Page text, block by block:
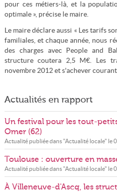
pour ces métiers-là, et la
optimale », précise le maire.
Le maire déclare aussi « Les tarifs
familiales, et chaque année, nous
des charges avec People and
structure coutera 2,5 M€. Les
novembre 2012 et s'achever
Actualités en rapport
Un festival pour les tout-
Omer (62)
Actualité publiée dans "Actualité locale" le
Toulouse : ouverture en
Actualité publiée dans "Actualité locale" le
À Villeneuve-d'Ascq, les